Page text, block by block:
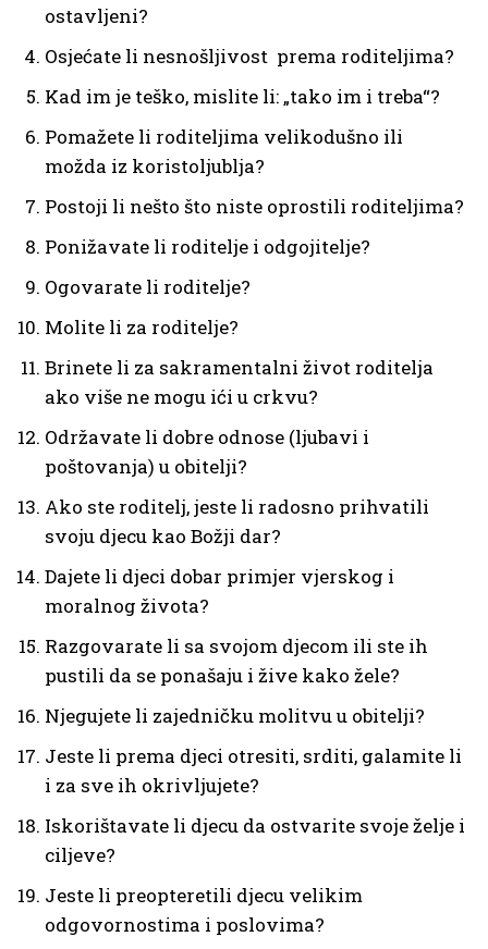
ostavljeni?
Osjećate li nesnošljivost prema roditeljima?
Kad im je teško, mislite li: „tako im i treba“?
Pomažete li roditeljima velikodušno ili
možda iz koristoljublja?
Postoji li nešto što niste oprostili roditeljima?
Ponižavate li roditelje i odgojitelje?
Ogovarate li roditelje?
Molite li za roditelje?
Brinete li za sakramentalni život roditelja
ako više ne mogu ići u crkvu?
Održavate li dobre odnose (ljubavi i
poštovanja) u obitelji?
Ako ste roditelj, jeste li radosno prihvatili
svoju djecu kao Božji dar?
Dajete li djeci dobar primjer vjerskog i
moralnog života?
Razgovarate li sa svojom djecom ili ste ih
pustili da se ponašaju i žive kako žele?
Njegujete li zajedničku molitvu u obitelji?
Jeste li prema djeci otresiti, srditi, galamite li
i za sve ih okrivljujete?
Iskorištavate li djecu da ostvarite svoje želje i
ciljeve?
Jeste li preopteretili djecu velikim
odgovornostima i poslovima?